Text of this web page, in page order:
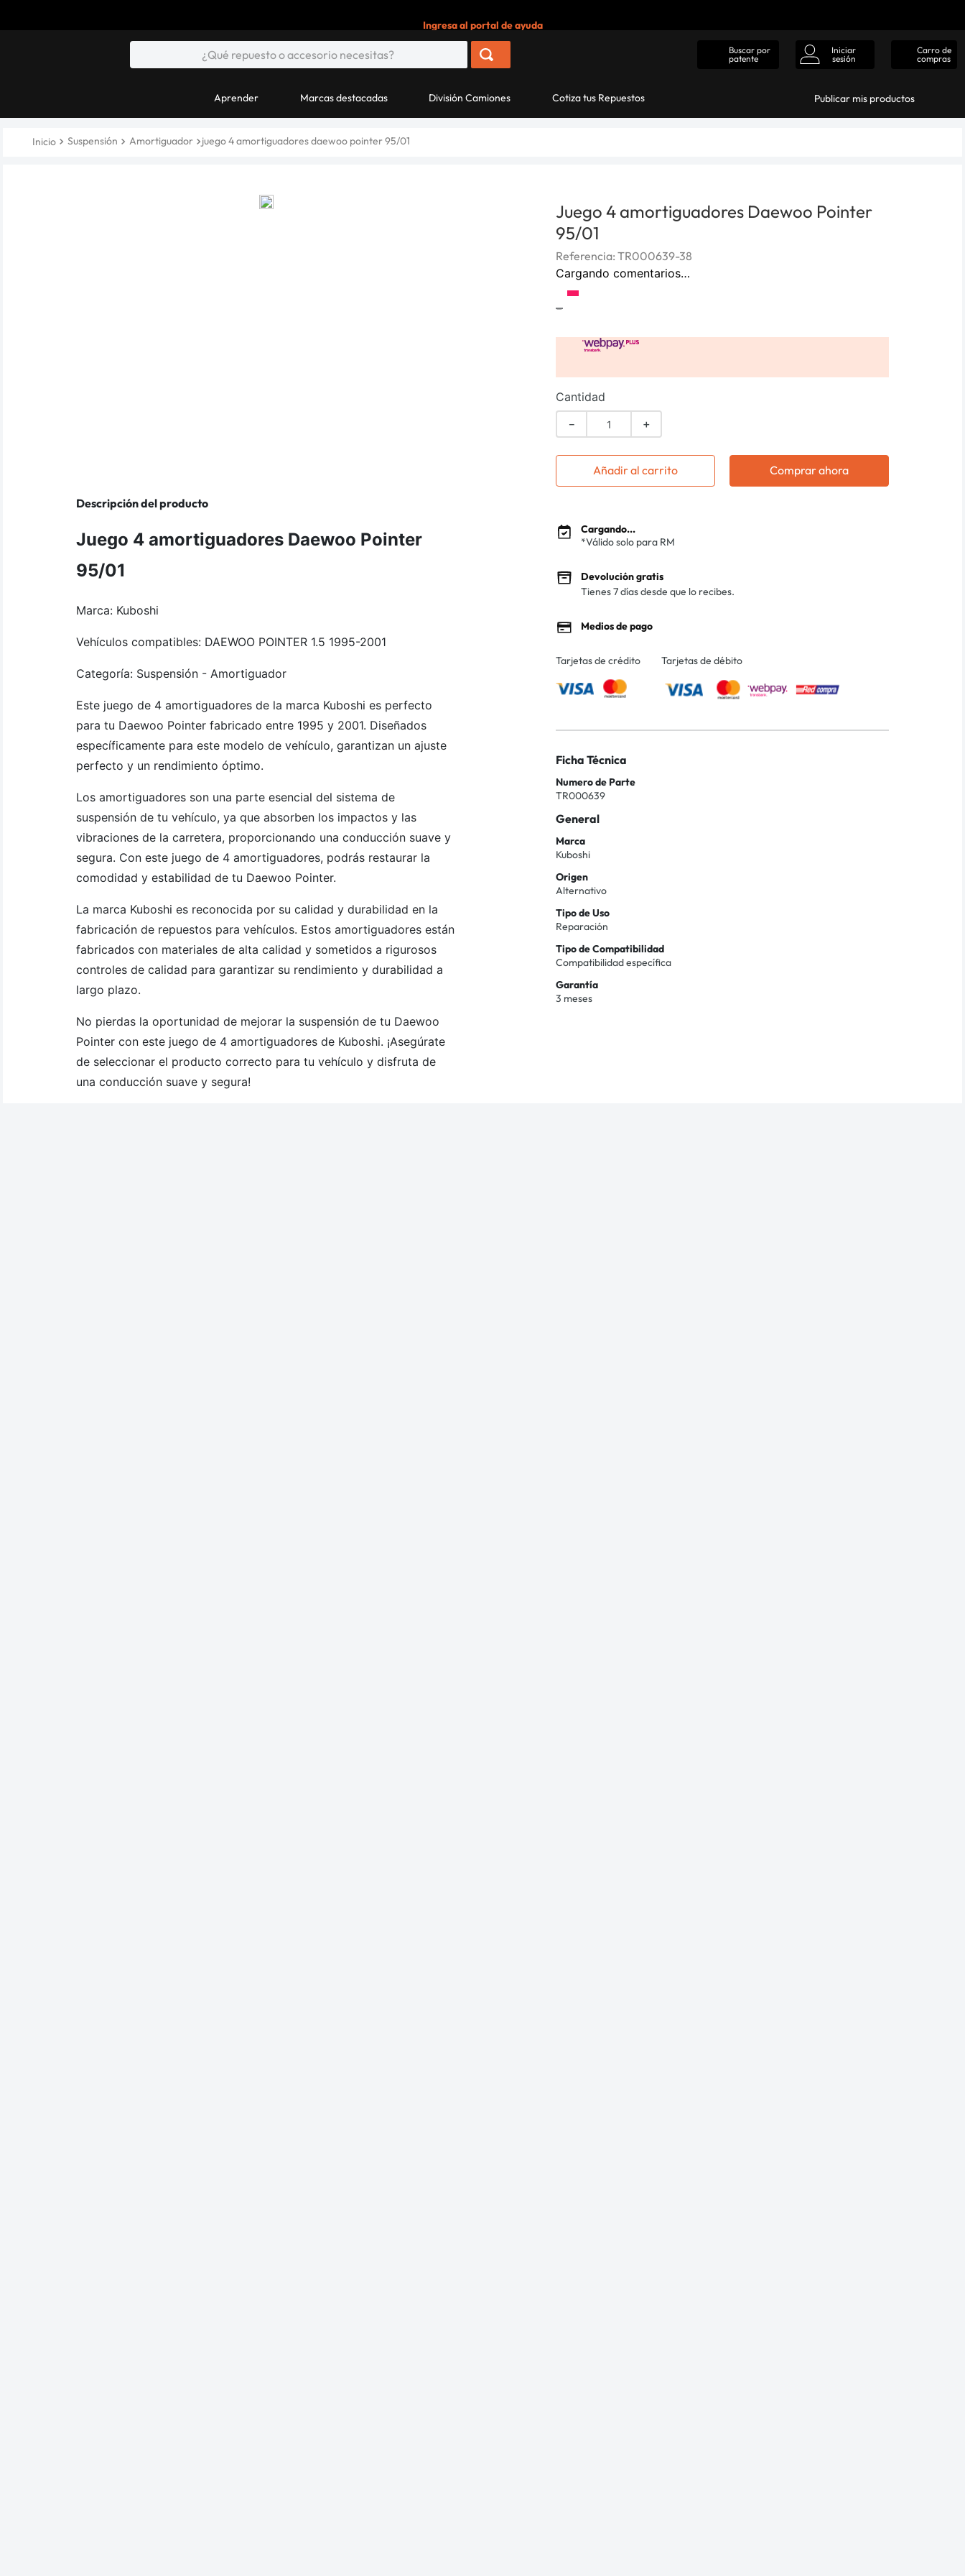
Ingresa al portal de ayuda
Buscar por
patente
Iniciar
sesión
Carro de
compras
Aprender Marcas destacadas División Camiones Cotiza tus Repuestos Publicar mis productos
Suspensión Amortiguador juego 4 amortiguadores daewoo pointer 95/01
Descripción del producto
Juego 4 amortiguadores Daewoo Pointer
95/01
Marca: Kuboshi
Vehículos compatibles: DAEWOO POINTER 1.5 1995-2001
Categoría: Suspensión - Amortiguador
Este juego de 4 amortiguadores de la marca Kuboshi es perfecto
para tu Daewoo Pointer fabricado entre 1995 y 2001. Diseñados
específicamente para este modelo de vehículo, garantizan un ajuste
perfecto y un rendimiento óptimo.
Los amortiguadores son una parte esencial del sistema de
suspensión de tu vehículo, ya que absorben los impactos y las
vibraciones de la carretera, proporcionando una conducción suave y
segura. Con este juego de 4 amortiguadores, podrás restaurar la
comodidad y estabilidad de tu Daewoo Pointer.
La marca Kuboshi es reconocida por su calidad y durabilidad en la
fabricación de repuestos para vehículos. Estos amortiguadores están
fabricados con materiales de alta calidad y sometidos a rigurosos
controles de calidad para garantizar su rendimiento y durabilidad a
largo plazo.
No pierdas la oportunidad de mejorar la suspensión de tu Daewoo
Pointer con este juego de 4 amortiguadores de Kuboshi. ¡Asegúrate
de seleccionar el producto correcto para tu vehículo y disfruta de
una conducción suave y segura!
Juego 4 amortiguadores Daewoo Pointer
95/01
Referencia: TR000639-38
Cargando comentarios…
-
Cantidad
＋
－
Añadir al carrito Comprar ahora
Cargando...
*Válido solo para RM
Devolución gratis
Tienes 7 días desde que lo recibes.
Medios de pago
Tarjetas de crédito Tarjetas de débito
Ficha Técnica
Numero de Parte
TR000639
General
Marca
Kuboshi
Origen
Alternativo
Tipo de Uso
Reparación
Tipo de Compatibilidad
Compatibilidad específica
Garantía
3 meses